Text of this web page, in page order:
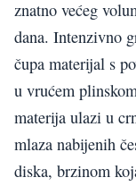
znatno većeg
dana. Intenzivno
čupa materijal s
u vrućem
materija ulazi u
mlaza nabijenih
diska, brzinom